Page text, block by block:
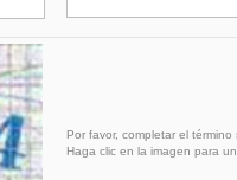
Por favor, completar el término
Haga clic en la imagen para